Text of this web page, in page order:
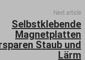
Next article
Selbstklebende
Magnetplatten
Staub und
Lärm